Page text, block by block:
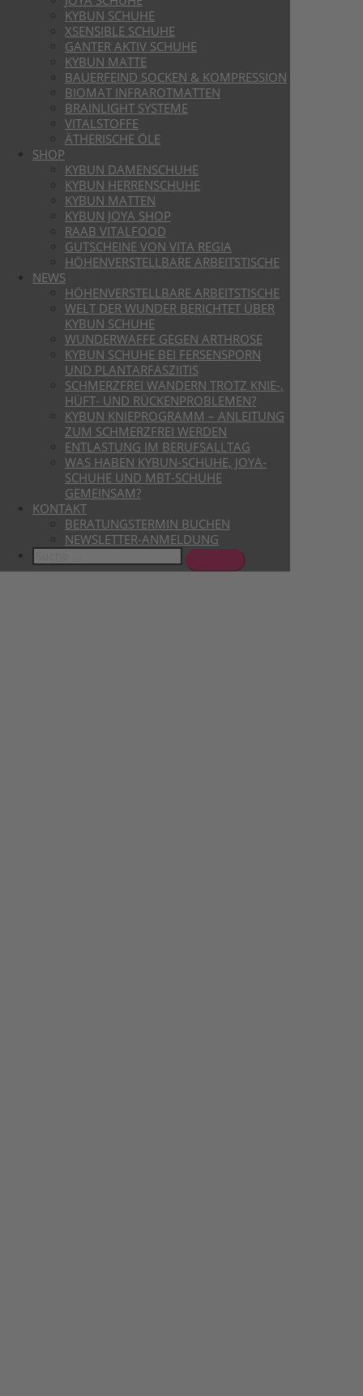
KYBUN SCHUHE
XSENSIBLE SCHUHE
GANTER AKTIV SCHUHE
KYBUN MATTE
BAUERFEIND SOCKEN & KOMPRESSION
BIOMAT INFRAROTMATTEN
BRAINLIGHT SYSTEME
VITALSTOFFE
ÄTHERISCHE ÖLE
SHOP
KYBUN DAMENSCHUHE
KYBUN HERRENSCHUHE
KYBUN MATTEN
KYBUN JOYA SHOP
RAAB VITALFOOD
GUTSCHEINE VON VITA REGIA
HÖHENVERSTELLBARE ARBEITSTISCHE
NEWS
HÖHENVERSTELLBARE ARBEITSTISCHE
WELT DER WUNDER BERICHTET ÜBER
KYBUN SCHUHE
WUNDERWAFFE GEGEN ARTHROSE
KYBUN SCHUHE BEI FERSENSPORN
UND PLANTARFASZIITIS
SCHMERZFREI WANDERN TROTZ KNIE-,
HÜFT- UND RÜCKENPROBLEMEN?
KYBUN KNIEPROGRAMM – ANLEITUNG
ZUM SCHMERZFREI WERDEN
ENTLASTUNG IM BERUFSALLTAG
WAS HABEN KYBUN-SCHUHE, JOYA-
SCHUHE UND MBT-SCHUHE
GEMEINSAM?
KONTAKT
BERATUNGSTERMIN BUCHEN
NEWSLETTER-ANMELDUNG
Search